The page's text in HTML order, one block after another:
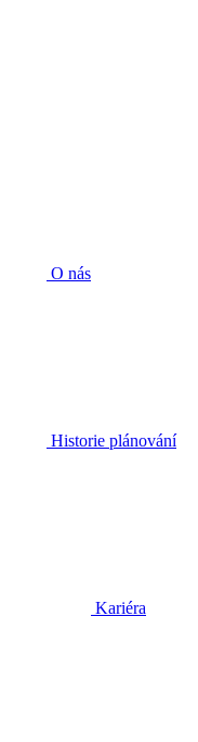
O nás
Historie plánování
Kariéra